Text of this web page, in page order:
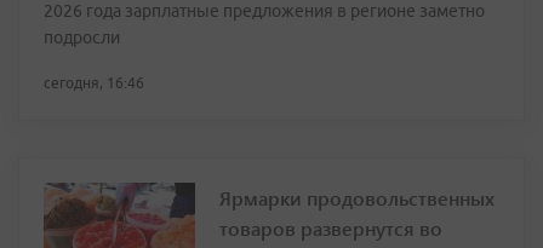
2026 года зарплатные предложения в регионе заметно
подросли
сегодня, 16:46
Ярмарки продовольственных
товаров развернутся во